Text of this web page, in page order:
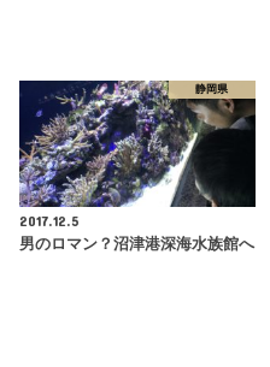
静岡県
2017.12.5
男のロマン？沼津港深海水族館へ